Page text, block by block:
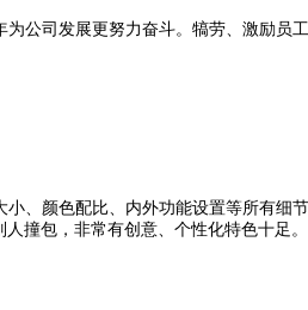
司发展更努力奋斗。犒劳、激励员
颜色配比、内外功能设置等所有细
撞包，非常有创意、个性化特色十